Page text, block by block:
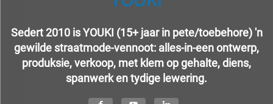
Sedert 2010 is YOUKI (15+ jaar in pete/toebehore) 'n
gewilde straatmode-vennoot: alles-in-een ontwerp,
produksie, verkoop, met klem op gehalte, diens,
spanwerk en tydige lewering.